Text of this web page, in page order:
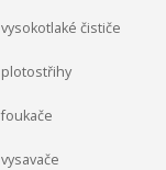
vysokotlaké čističe
plotostřihy
foukače
vysavače